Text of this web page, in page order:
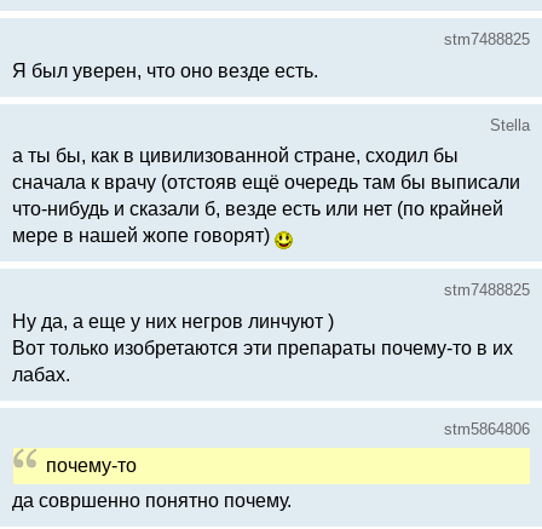
stm7488825
Я был уверен, что оно везде есть.
Stella
а ты бы, как в цивилизованной стране, сходил бы
сначала к врачу (отстояв ещё очередь там бы выписали
что-нибудь и сказали б, везде есть или нет (по крайней
мере в нашей жопе говорят)
stm7488825
Ну да, а еще у них негров линчуют )
Вот только изобретаются эти препараты почему-то в их
лабах.
stm5864806
почему-то
да совршенно понятно почему.